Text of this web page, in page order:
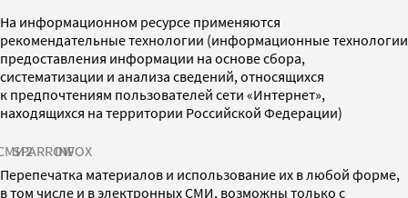
На информационном ресурсе применяются
рекомендательные технологии (информационные технологии
предоставления информации на основе сбора,
систематизации и анализа сведений, относящихся
к предпочтениям пользователей сети «Интернет»,
находящихся на территории Российской Федерации)
SPARROWINFOX
Перепечатка материалов и использование их в любой форме,
в том числе и в электронных СМИ, возможны только с